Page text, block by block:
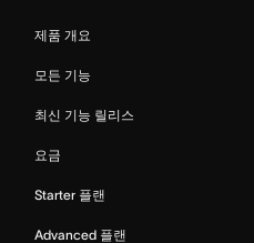
제품 개요
모든 기능
최신 기능 릴리스
요금
Starter 플랜
Advanced 플랜